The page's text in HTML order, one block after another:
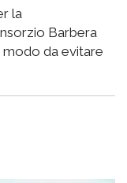
la
Barbera
modo da evitare